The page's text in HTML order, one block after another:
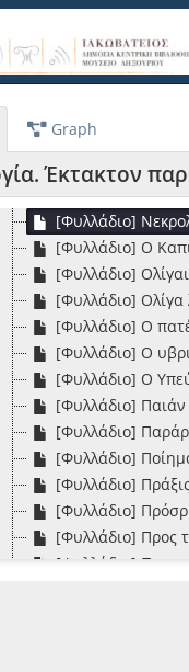
Graph
Έκτακτον
[Φυλλάδιο]
[Φυλλάδιο]
[Φυλλάδιο] Λόγος
[Φυλλάδιο] Λόγος
[Φυλλάδιο] Μία
[Φυλλάδιο]
[Φυλλάδιο]
[Φυλλάδιο]
[Φυλλάδιο] Ο
[Φυλλάδιο]
[Φυλλάδιο] Ολίγα
[Φυλλάδιο] Ο
[Φυλλάδιο] Ο
[Φυλλάδιο] Ο
[Φυλλάδιο] Παιάν
[Φυλλάδιο]
[Φυλλάδιο]
[Φυλλάδιο]
[Φυλλάδιο]
[Φυλλάδιο] Προς
[Φυλλάδιο] Προς